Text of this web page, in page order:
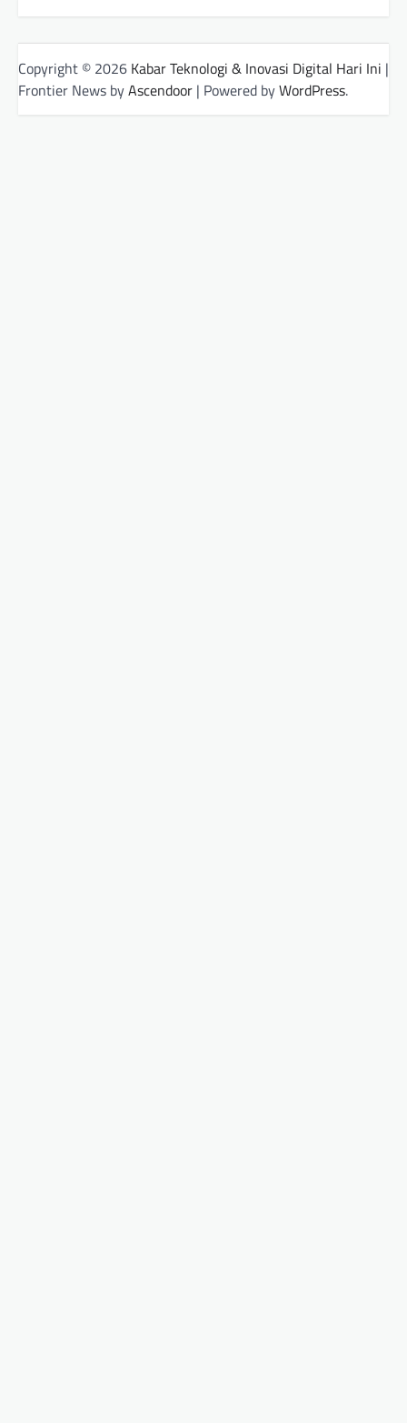
Copyright © 2026 Kabar Teknologi & Inovasi Digital Hari Ini |
Frontier News byAscendoor | Powered byWordPress.